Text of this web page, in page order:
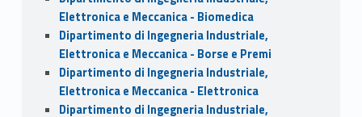
Elettronica e Meccanica - Biomedica
Dipartimento di Ingegneria Industriale,
Elettronica e Meccanica - Borse e Premi
Dipartimento di Ingegneria Industriale,
Elettronica e Meccanica - Elettronica
Dipartimento di Ingegneria Industriale,